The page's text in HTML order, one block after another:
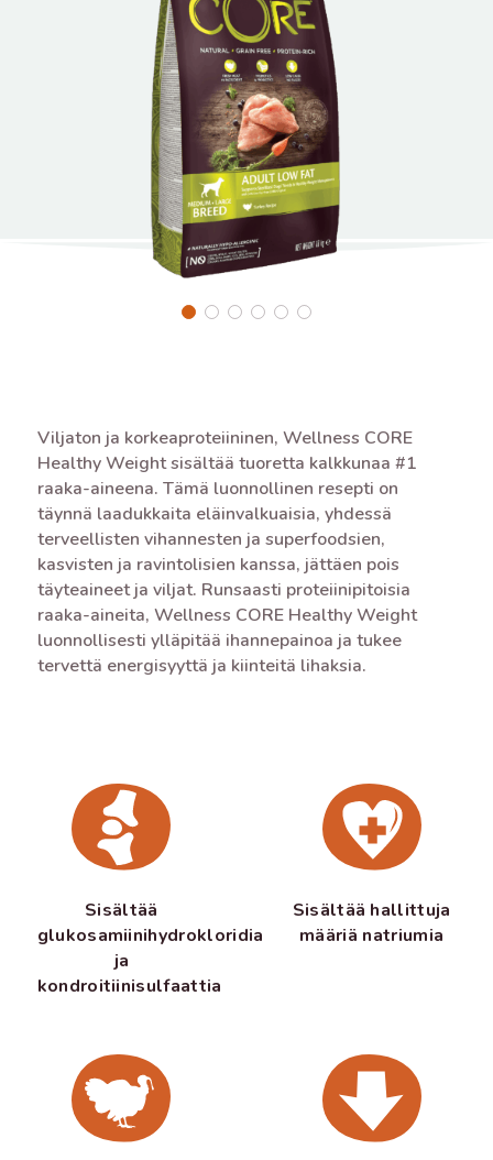
Viljaton ja korkeaproteiininen, Wellness CORE
Healthy Weight sisältää tuoretta kalkkunaa #1
raaka-aineena. Tämä luonnollinen resepti on
täynnä laadukkaita eläinvalkuaisia, yhdessä
terveellisten vihannesten ja superfoodsien,
kasvisten ja ravintolisien kanssa, jättäen pois
täyteaineet ja viljat. Runsaasti proteiinipitoisia
raaka-aineita, Wellness CORE Healthy Weight
luonnollisesti ylläpitää ihannepainoa ja tukee
tervettä energisyyttä ja kiinteitä lihaksia.
Sisältää
glukosamiinihydrokloridia
ja
kondroitiinisulfaattia
Sisältää hallittuja
määriä natriumia